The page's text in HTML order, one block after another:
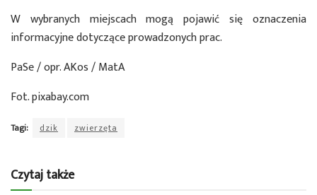
W wybranych miejscach mogą pojawić się oznaczenia
informacyjne dotyczące prowadzonych prac.
PaSe / opr. AKos / MatA
Fot. pixabay.com
Tagi: dzik zwierzęta
Czytaj także